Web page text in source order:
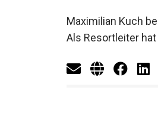
Maximilian Kuch
Als Resortleiter